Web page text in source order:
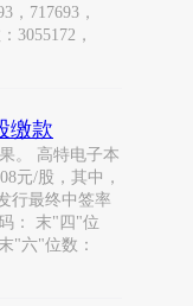
，717693，
3055172，
缴款
。 高特电子本
元/股，其中，
行最终中签率
： 末"四"位
"六"位数：